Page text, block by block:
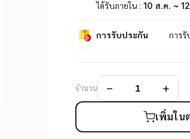
ได้รับภายใน : 10 ส.ค. ~
การรับประกัน การรั
จำนวน
เพิ่มใน